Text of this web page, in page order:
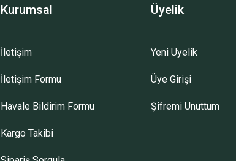
Kurumsal
İletişim
İletişim Formu
Havale Bildirim Formu
Kargo Takibi
Üyelik
Yeni Üyelik
Üye Girişi
Şifremi Unuttum